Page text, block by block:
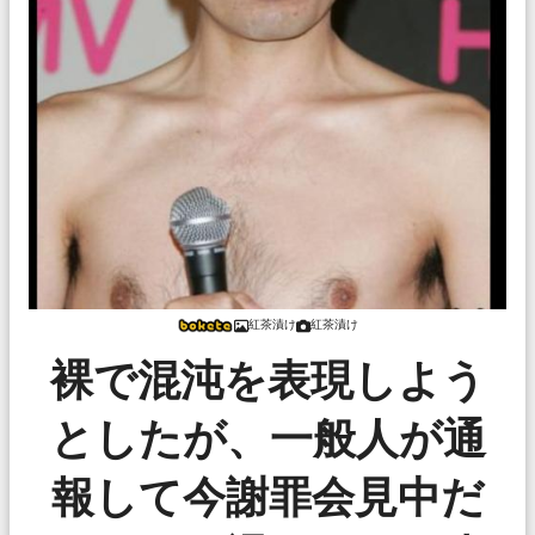
紅茶漬け 紅茶漬け
裸で混沌を表現しよう
としたが、一般人が通
報して今謝罪会見中だ